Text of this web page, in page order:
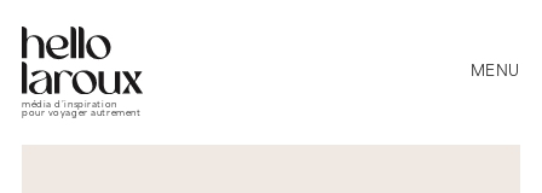
média d’inspiration
pour voyager autrement
MENU